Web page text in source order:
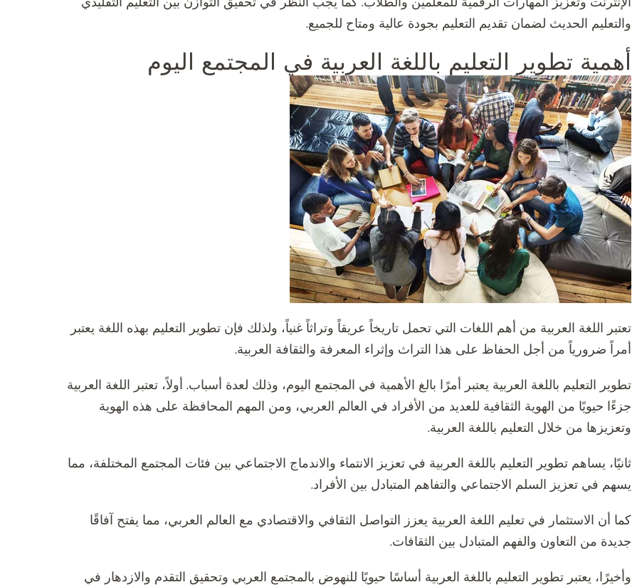
والتعليم الحديث لضمان تقديم التعليم بجودة عالية ومتاح للجميع.
أهمية تطوير التعليم باللغة العربية في المجتمع اليوم
تعتبر اللغة العربية من أهم اللغات التي تحمل تاريخاً عريقاً وتراثاً غنياً، ولذلك فإن تطوير التعليم بهذه اللغة يعتبر
أمراً ضرورياً من أجل الحفاظ على هذا التراث وإثراء المعرفة والثقافة العربية.
تطوير التعليم باللغة العربية يعتبر أمرًا بالغ الأهمية في المجتمع اليوم، وذلك لعدة أسباب. أولاً، تعتبر اللغة العربية
جزءًا حيويًا من الهوية الثقافية للعديد من الأفراد في العالم العربي، ومن المهم المحافظة على هذه الهوية
وتعزيزها من خلال التعليم باللغة العربية.
ثانيًا، يساهم تطوير التعليم باللغة العربية في تعزيز الانتماء والاندماج الاجتماعي بين فئات المجتمع المختلفة، مما
يسهم في تعزيز السلم الاجتماعي والتفاهم المتبادل بين الأفراد.
كما أن الاستثمار في تعليم اللغة العربية يعزز التواصل الثقافي والاقتصادي مع العالم العربي، مما يفتح آفاقًا
جديدة من التعاون والفهم المتبادل بين الثقافات.
وأخيرًا، يعتبر تطوير التعليم باللغة العربية أساسًا حيويًا للنهوض بالمجتمع العربي وتحقيق التقدم والازدهار في